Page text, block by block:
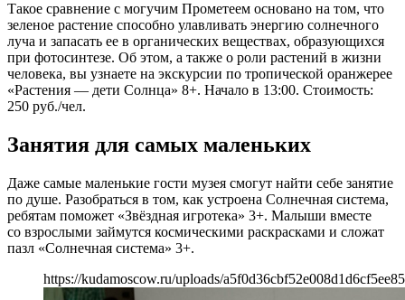
Такое сравнение с могучим Прометеем основано на том, что
зеленое растение способно улавливать энергию солнечного
луча и запасать ее в органических веществах, образующихся
при фотосинтезе. Об этом, а также о роли растений в жизни
человека, вы узнаете на экскурсии по тропической оранжерее
«Растения — дети Солнца» 8+. Начало в 13:00. Стоимость:
250 руб./чел.
Занятия для самых маленьких
Даже самые маленькие гости музея смогут найти себе занятие
по душе. Разобраться в том, как устроена Солнечная система,
ребятам поможет «Звёздная игротека» 3+. Малыши вместе
со взрослыми займутся космическими раскрасками и сложат
пазл «Солнечная система» 3+.
https://kudamoscow.ru/uploads/